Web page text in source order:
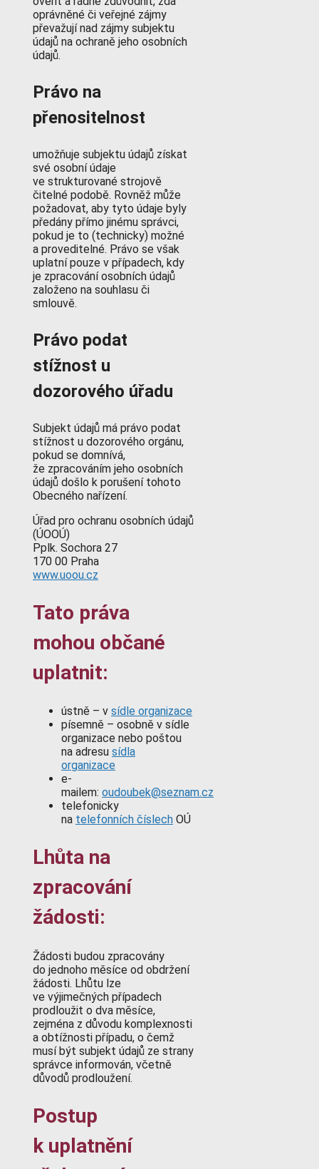
oprávněné či veřejné zájmy
převažují nad zájmy subjektu
údajů na ochraně jeho osobních
údajů.
Právo na
přenositelnost
umožňuje subjektu údajů získat
své osobní údaje
ve strukturované strojově
čitelné podobě. Rovněž může
požadovat, aby tyto údaje byly
předány přímo jinému správci,
pokud je to (technicky) možné
a proveditelné. Právo se však
uplatní pouze v případech, kdy
je zpracování osobních údajů
založeno na souhlasu či
smlouvě.
Právo podat
stížnost u
dozorového úřadu
Subjekt údajů má právo podat
stížnost u dozorového orgánu,
pokud se domnívá,
že zpracováním jeho osobních
údajů došlo k porušení tohoto
Obecného nařízení.
Úřad pro ochranu osobních údajů
(ÚOOÚ)
Pplk. Sochora 27
170 00 Praha
www.uoou.cz
Tato práva
mohou občané
uplatnit:
ústně – v sídle organizace
písemně – osobně v sídle
organizace nebo poštou
na adresu sídla
organizace
e-
mailem: oudoubek@seznam.cz
telefonicky
na telefonních číslech OÚ
Lhůta na
zpracování
žádosti:
Žádosti budou zpracovány
do jednoho měsíce od obdržení
žádosti. Lhůtu lze
ve výjimečných případech
prodloužit o dva měsíce,
zejména z důvodu komplexnosti
a obtížnosti případu, o čemž
musí být subjekt údajů ze strany
správce informován, včetně
důvodů prodloužení.
Postup
k uplatnění